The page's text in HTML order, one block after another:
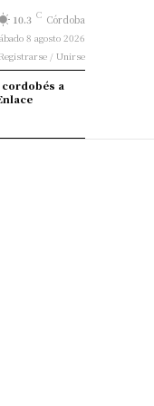
10.3 C Córdoba
8 agosto 2026
/ Unirse
a